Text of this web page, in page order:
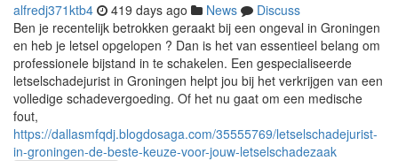
alfredj371ktb4 419 days ago News
Discuss
Ben je recentelijk betrokken geraakt bij een ongeval in Groningen
en heb je letsel opgelopen ? Dan is het van essentieel belang om
professionele bijstand in te schakelen. Een gespecialiseerde
letselschadejurist in Groningen helpt jou bij het verkrijgen van een
volledige schadevergoeding. Of het nu gaat om een medische
fout,
https://dallasmfqdj.blogdosaga.com/35555769/letselschadejurist-
in-groningen-de-beste-keuze-voor-jouw-letselschadezaak